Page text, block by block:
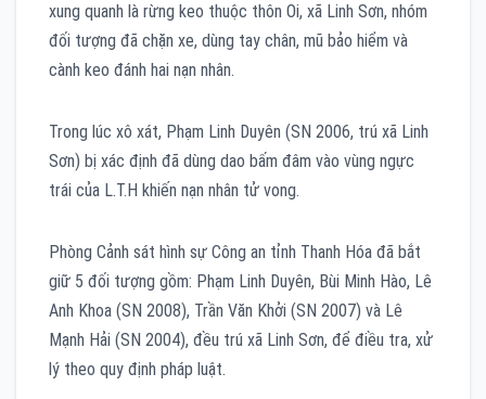
xung quanh là rừng keo thuộc thôn Oi, xã Linh Sơn, nhóm
đối tượng đã chặn xe, dùng tay chân, mũ bảo hiểm và
cành keo đánh hai nạn nhân.
Trong lúc xô xát, Phạm Linh Duyên (SN 2006, trú xã Linh
Sơn) bị xác định đã dùng dao bấm đâm vào vùng ngực
trái của L.T.H khiến nạn nhân tử vong.
Phòng Cảnh sát hình sự Công an tỉnh Thanh Hóa đã bắt
giữ 5 đối tượng gồm: Phạm Linh Duyên, Bùi Minh Hào, Lê
Anh Khoa (SN 2008), Trần Văn Khởi (SN 2007) và Lê
Mạnh Hải (SN 2004), đều trú xã Linh Sơn, để điều tra, xử
lý theo quy định pháp luật.